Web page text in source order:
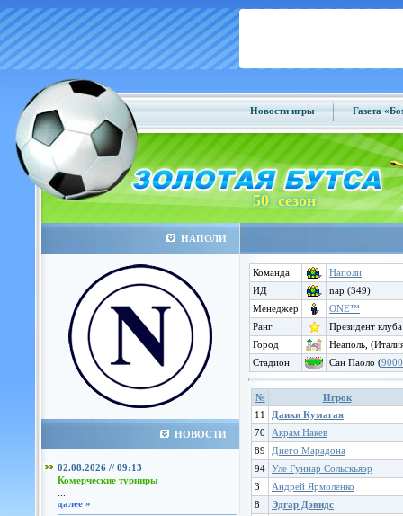
Новости игры Газета
50 сезон
НАПОЛИ
НОВОСТИ
02.08.2026 // 09:13
Комерческие турниры
далее »
Команда
Наполи
ИД
nap (349)
Менеджер
ONE™
Ранг
Президент клуба
Город
Неаполь,
Стадион
Сан Паоло (
№
Игрок
11
Даики Кумагая
70
Акрам Накев
89
Диего Марадона
94 Уле Гуннар Сольскьяэр
3
Андрей Ярмоленко
8
Эдгар Дэвидс